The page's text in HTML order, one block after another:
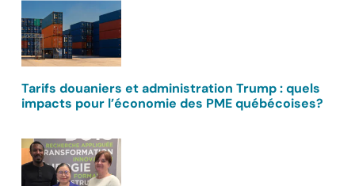
Tarifs douaniers et administration Trump : quels
impacts pour l’économie des PME québécoises?